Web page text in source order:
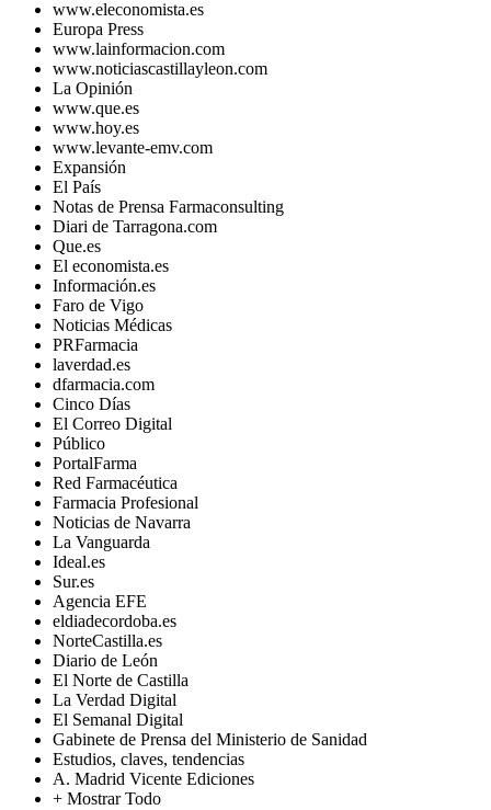
www.eleconomista.es
Europa Press
www.lainformacion.com
www.noticiascastillayleon.com
La Opinión
www.que.es
www.hoy.es
www.levante-emv.com
Expansión
El País
Notas de Prensa Farmaconsulting
Diari de Tarragona.com
Que.es
El economista.es
Información.es
Faro de Vigo
Noticias Médicas
PRFarmacia
laverdad.es
dfarmacia.com
Cinco Días
El Correo Digital
Público
PortalFarma
Red Farmacéutica
Farmacia Profesional
Noticias de Navarra
La Vanguarda
Ideal.es
Sur.es
Agencia EFE
eldiadecordoba.es
NorteCastilla.es
Diario de León
El Norte de Castilla
La Verdad Digital
El Semanal Digital
Gabinete de Prensa del Ministerio de Sanidad
Estudios, claves, tendencias
A. Madrid Vicente Ediciones
+ Mostrar Todo